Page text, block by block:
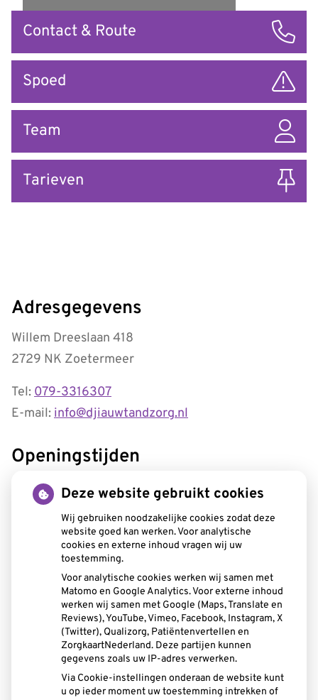
naar
Contact & Route
Spoed
Team
Tarieven
Adresgegevens
Willem Dreeslaan 418
2729 NK Zoetermeer
Tel:079-3316307
E-mail:info@djiauwtandzorg.nl
Openingstijden
Maandag: 08.30 tot
- 12.00
13.00tot
- 17.00
08.30tot
- 12.00
13.00tot
- 17.00
Woensdag:
08.30tot
- 12.00
Donderdag:
08.30tot
- 12.00
13.00tot
- 17.00
08.30tot
- 12.00
13.00tot
- 17.00
Aangesloten bij:
Deze website gebruikt cookies
Wij gebruiken noodzakelijke cookies zodat deze
website goed kan werken. Voor analytische
cookies en externe inhoud vragen wij uw
toestemming.
Voor analytische cookies werken wij samen met
Matomo en Google Analytics. Voor externe inhoud
werken wij samen met Google (Maps, Translate en
Reviews), YouTube, Vimeo, Facebook, Instagram, X
(Twitter), Qualizorg, Patiëntenvertellen en
ZorgkaartNederland. Deze partijen kunnen
gegevens zoals uw IP-adres verwerken.
Via Cookie-instellingen onderaan de website kunt
u op ieder moment uw toestemming intrekken of